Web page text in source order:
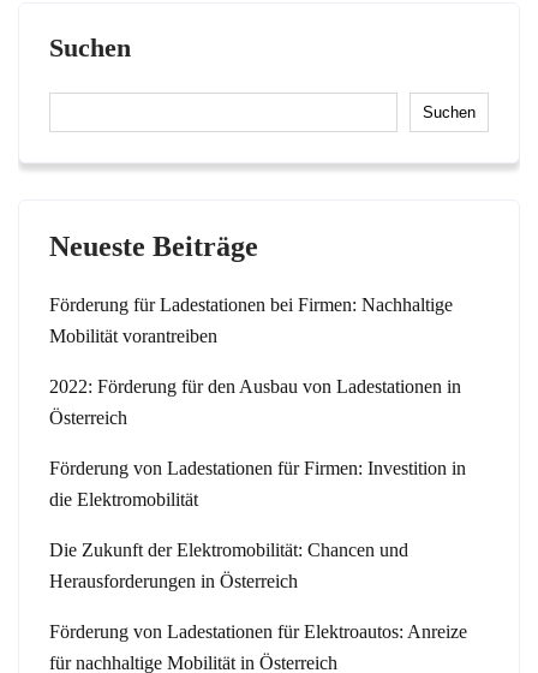
Suchen
Suchen
Neueste Beiträge
Förderung für Ladestationen bei Firmen: Nachhaltige
Mobilität vorantreiben
2022: Förderung für den Ausbau von Ladestationen in
Österreich
Förderung von Ladestationen für Firmen: Investition in
die Elektromobilität
Die Zukunft der Elektromobilität: Chancen und
Herausforderungen in Österreich
Förderung von Ladestationen für Elektroautos: Anreize
für nachhaltige Mobilität in Österreich